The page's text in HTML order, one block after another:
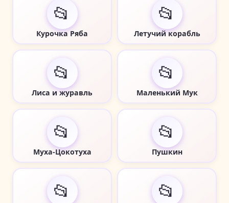
📂
Курочка Ряба
📂
Летучий корабль
📂
Лиса и журавль
📂
Маленький Мук
📂
Муха-Цокотуха
📂
Пушкин
📂 📂